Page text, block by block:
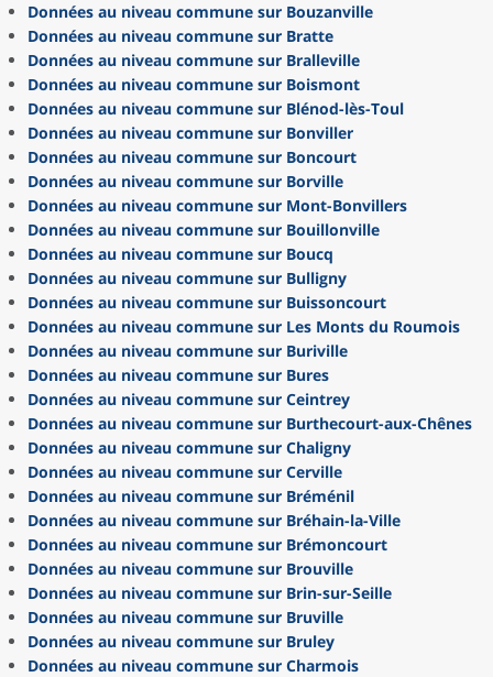
Données au niveau commune sur Bouzanville
Données au niveau commune sur Bratte
Données au niveau commune sur Bralleville
Données au niveau commune sur Boismont
Données au niveau commune sur Blénod-lès-Toul
Données au niveau commune sur Bonviller
Données au niveau commune sur Boncourt
Données au niveau commune sur Borville
Données au niveau commune sur Mont-Bonvillers
Données au niveau commune sur Bouillonville
Données au niveau commune sur Boucq
Données au niveau commune sur Bulligny
Données au niveau commune sur Buissoncourt
Données au niveau commune sur Les Monts du Roumois
Données au niveau commune sur Buriville
Données au niveau commune sur Bures
Données au niveau commune sur Ceintrey
Données au niveau commune sur Burthecourt-aux-Chênes
Données au niveau commune sur Chaligny
Données au niveau commune sur Cerville
Données au niveau commune sur Bréménil
Données au niveau commune sur Bréhain-la-Ville
Données au niveau commune sur Brémoncourt
Données au niveau commune sur Brouville
Données au niveau commune sur Brin-sur-Seille
Données au niveau commune sur Bruville
Données au niveau commune sur Bruley
Données au niveau commune sur Charmois